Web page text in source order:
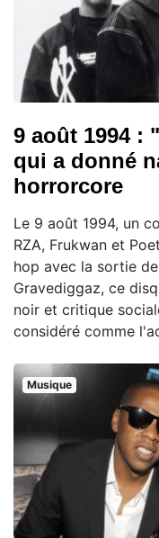
9 août 1994 :
qui a donné
horrorcore
Le 9 août 1994, un
RZA, Frukwan et
hop avec la sortie
Gravediggaz, ce
noir et critique
considéré comme
Musique